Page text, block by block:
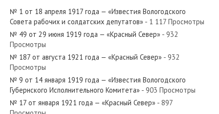
«Красный Север»
№ 143 от июня 1988 года —
№ 285 от декабря 1927 года —
«Красный Север»
№ 1 от 18 апреля 1917 года — «Известия Вологодского
Совета рабочих и солдатских депутатов» - 1 117 Просмотры
№ 49 от 29 июня 1919 года — «Красный Север» - 932
Просмотры
№ 187 от августа 1921 года — «Красный Север» - 932
Просмотры
№ 9 от 14 января 1919 года — «Известия Вологодского
Губернского Исполнительного Комитета» - 903 Просмотры
№ 17 от января 1921 года — «Красный Север» - 897